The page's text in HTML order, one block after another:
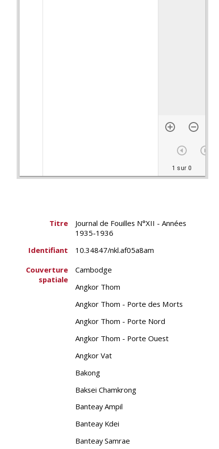
1 sur 0
Titre
Journal de Fouilles N°XII - Années
1935-1936
Identifiant
10.34847/nkl.af05a8am
Couverture
spatiale
Cambodge
Angkor Thom
Angkor Thom - Porte des Morts
Angkor Thom - Porte Nord
Angkor Thom - Porte Ouest
Angkor Vat
Bakong
Baksei Chamkrong
Banteay Ampil
Banteay Kdei
Banteay Samrae